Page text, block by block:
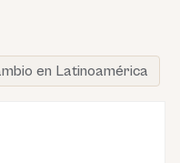
en Latinoamérica